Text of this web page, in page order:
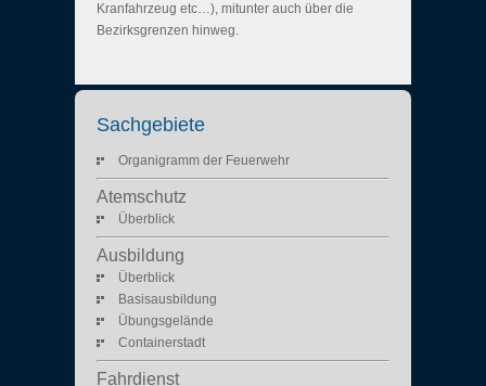
Kranfahrzeug etc…), mitunter auch über die
Bezirksgrenzen hinweg.
Sachgebiete
Organigramm der Feuerwehr
Atemschutz
Überblick
Ausbildung
Überblick
Basisausbildung
Übungsgelände
Containerstadt
Fahrdienst